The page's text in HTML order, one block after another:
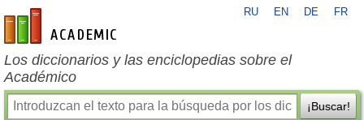
es-academic.com
RU EN DE FR
Los diccionarios y las enciclopedias sobre el
Académico
¡Buscar!